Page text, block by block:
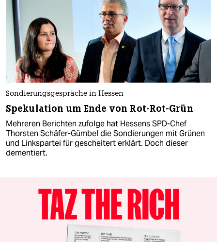
Sondierungsgespräche in Hessen
Spekulation um Ende von Rot-Rot-Grün
Mehreren Berichten zufolge hat Hessens SPD-Chef
Thorsten Schäfer-Gümbel die Sondierungen mit Grünen
und Linkspartei für gescheitert erklärt. Doch dieser
dementiert.